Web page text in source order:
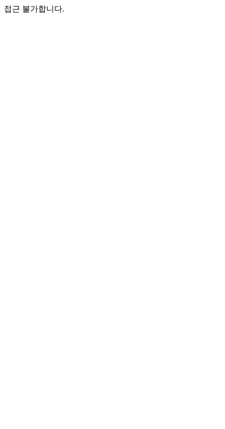
접근 불가합니다.